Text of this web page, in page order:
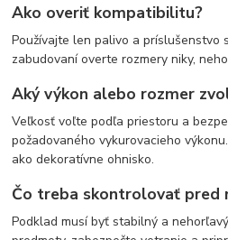
Ako overiť kompatibilitu?
Používajte len palivo a príslušenstvo
zabudovaní overte rozmery niky,
Aký výkon alebo rozmer
Veľkosť voľte podľa priestoru a
požadovaného vykurovacieho
ako dekoratívne ohnisko.
Čo treba skontrolovať pred
Podklad musí byť stabilný a